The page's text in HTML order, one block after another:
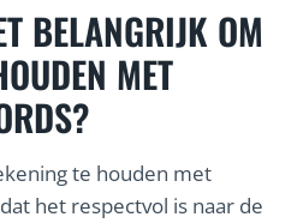
BELANGRIJK OM
MET
te houden met
het respectvol is naar de